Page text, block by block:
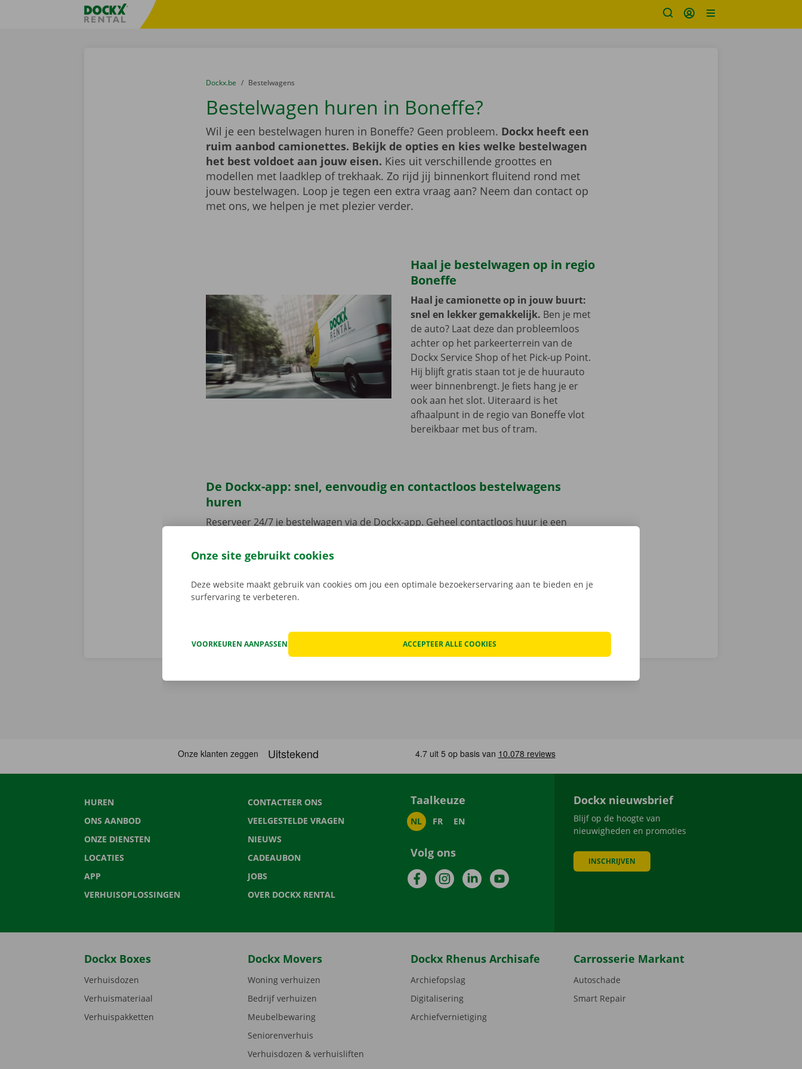
Taalselectie overslaanFratello DEMO
U bevindt zich hier:
van
Dockx.be naar
Bestelwagens
Bestelwagen huren in Boneffe?
Wil je een bestelwagen huren in Boneffe? Geen probleem. Dockx heeft een
ruim aanbod camionettes. Bekijk de opties en kies welke bestelwagen
het best voldoet aan jouw eisen. Kies uit verschillende groottes en
modellen met laadklep of trekhaak. Zo rijd jij binnenkort fluitend rond met
jouw bestelwagen. Loop je tegen een extra vraag aan? Neem dan contact op
met ons, we helpen je met plezier verder.
Haal je bestelwagen op in regio
Boneffe
Haal je camionette op in jouw buurt:
snel en lekker gemakkelijk. Ben je met
de auto? Laat deze dan probleemloos
achter op het parkeerterrein van de
Dockx Service Shop of het Pick-up Point.
Hij blijft gratis staan tot je de huurauto
weer binnenbrengt. Je fiets hang je er
ook aan het slot. Uiteraard is het
afhaalpunt in de regio van Boneffe vlot
bereikbaar met bus of tram.
De Dockx-app: snel, eenvoudig en contactloos bestelwagens
huren
Reserveer 24/7 je bestelwagen via de Dockx-app. Geheel contactloos huur je een
je afhaalpunt, maak je keuze uit het aanbod voertuigen, reken af en je bent klaar om te
vertrekken. Download de gratis app nu voor
HUREN
ONS AANBOD
ONZE DIENSTEN
LOCATIES
APP
VERHUISOPLOSSINGEN
CONTACTEER ONS
VEELGESTELDE VRAGEN
NIEUWS
CADEAUBON
JOBS
OVER DOCKX RENTAL
Taalkeuze
NL FR EN
Volg ons
FacebookInstagramLinkedInYouTube
Dockx nieuwsbrief
Blijf op de hoogte van
nieuwigheden en promoties
INSCHRIJVEN
Dockx Boxes
Verhuisdozen
Verhuismateriaal
Verhuispakketten
Dockx Movers
Woning verhuizen
Bedrijf verhuizen
Meubelbewaring
Seniorenverhuis
Verhuisdozen & verhuisliften
Dockx Rhenus Archisafe
Archiefopslag
Digitalisering
Archiefvernietiging
Carrosserie Markant
Autoschade
Smart Repair
Onze site gebruikt cookies
Deze website maakt gebruik van cookies om jou een optimale bezoekerservaring aan te bieden en je
surfervaring te verbeteren.
VOORKEUREN AANPASSEN ACCEPTEER ALLE COOKIES